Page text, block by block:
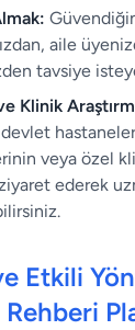
aile
tavsiye
Klinik
veya özel
ederek
Etkili